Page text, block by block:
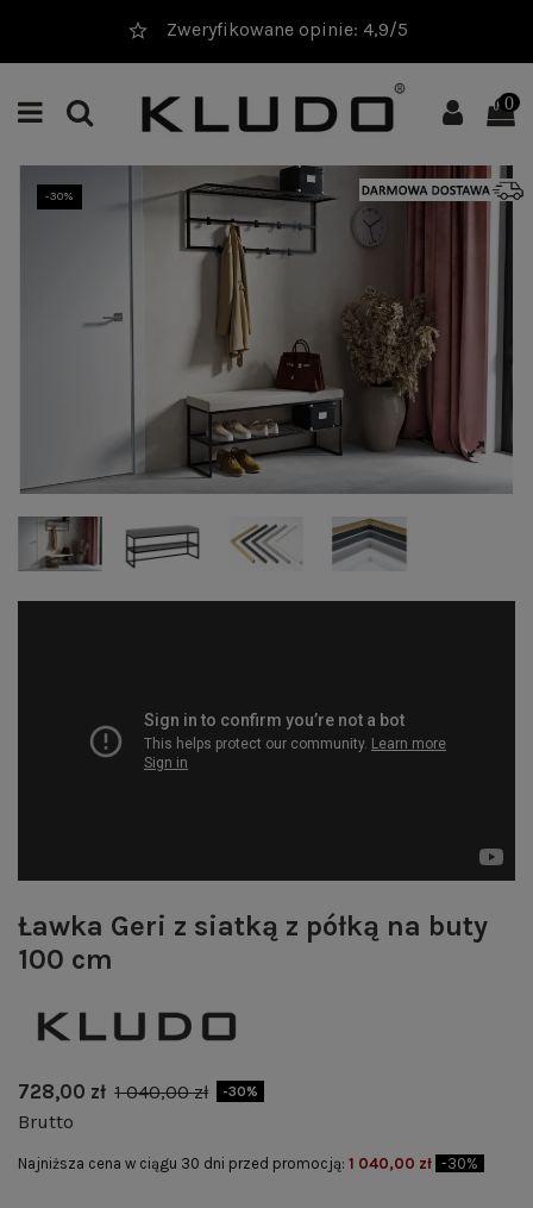
Zweryfikowane opinie: 4,9/5
0
-30%
Ławka Geri z siatką z półką na buty
100 cm
728,00 zł 1 040,00 zł -30%
Brutto
Najniższa cena w ciągu 30 dni przed promocją: 1 040,00 zł -30%